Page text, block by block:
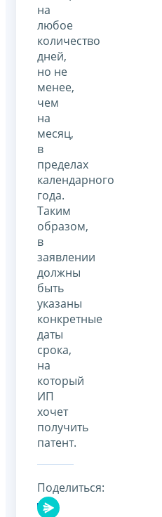
на
любое
количество
дней,
но не
менее,
чем
на
месяц,
в
пределах
календарного
года.
Таким
образом,
в
заявлении
должны
быть
указаны
конкретные
даты
срока,
на
который
ИП
хочет
получить
патент.
Поделиться: